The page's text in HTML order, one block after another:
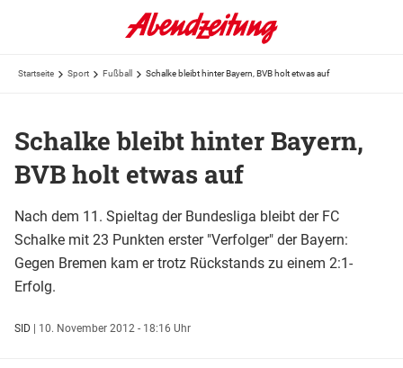
Startseite Sport Fußball Schalke bleibt hinter Bayern, BVB holt etwas auf
Schalke bleibt hinter Bayern,
BVB holt etwas auf
Nach dem 11. Spieltag der Bundesliga bleibt der FC
Schalke mit 23 Punkten erster "Verfolger" der Bayern:
Gegen Bremen kam er trotz Rückstands zu einem 2:1-
Erfolg.
SID | 10. November 2012 - 18:16 Uhr